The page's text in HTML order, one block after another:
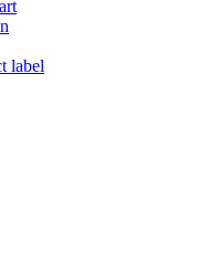
label